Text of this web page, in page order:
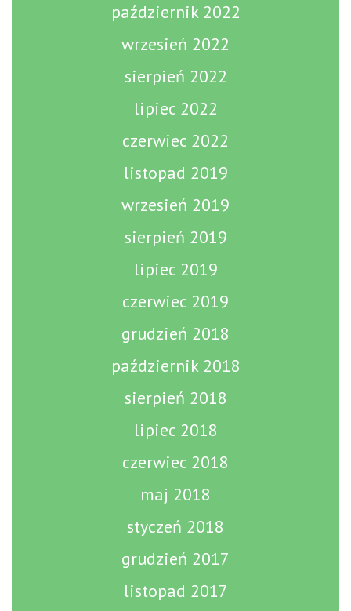
październik 2022
wrzesień 2022
sierpień 2022
lipiec 2022
czerwiec 2022
listopad 2019
wrzesień 2019
sierpień 2019
lipiec 2019
czerwiec 2019
grudzień 2018
październik 2018
sierpień 2018
lipiec 2018
czerwiec 2018
maj 2018
styczeń 2018
grudzień 2017
listopad 2017